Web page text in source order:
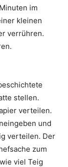
im
kleinen
verrühren.
stellen.
verteilen.
und
verteilen. Der
zum
viel Teig